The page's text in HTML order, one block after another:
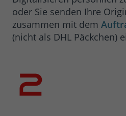
oder Sie senden Ihre
zusammen mit dem
(nicht als DHL Päckchen)